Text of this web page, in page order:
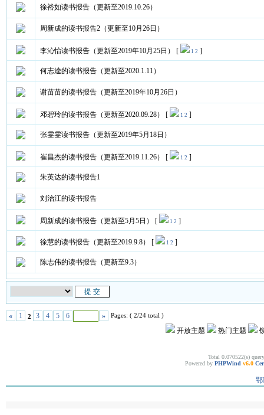
徐裕如读书报告（更新至2019.10.26）
周新成的读书报告2（更新至10月26日）
李沁怡读书报告（更新至2019年10月25日） [ 1 2 ]
何志逵的读书报告（更新至2020.1.11）
谢苗苗的读书报告（更新至2019年10月26日）
邓碧玲的读书报告（更新至2020.09.28） [ 1 2 ]
张雯雯读书报告（更新至2019年5月18日）
崔昌杰的读书报告（更新至2019.11.26） [ 1 2 ]
朱英达的读书报告1
刘治江的读书报告
周新成的读书报告（更新至5月5日） [ 1 2 ]
徐慧的读书报告（更新至2019.9.8） [ 1 2 ]
陈志伟的读书报告（更新至9.3）
« 1 2 3 4 5 6 » Pages: ( 2/24 total )
开放主题 热门主题
Total 0.070522(s)
Powered by PHPWind v6.0
鄂